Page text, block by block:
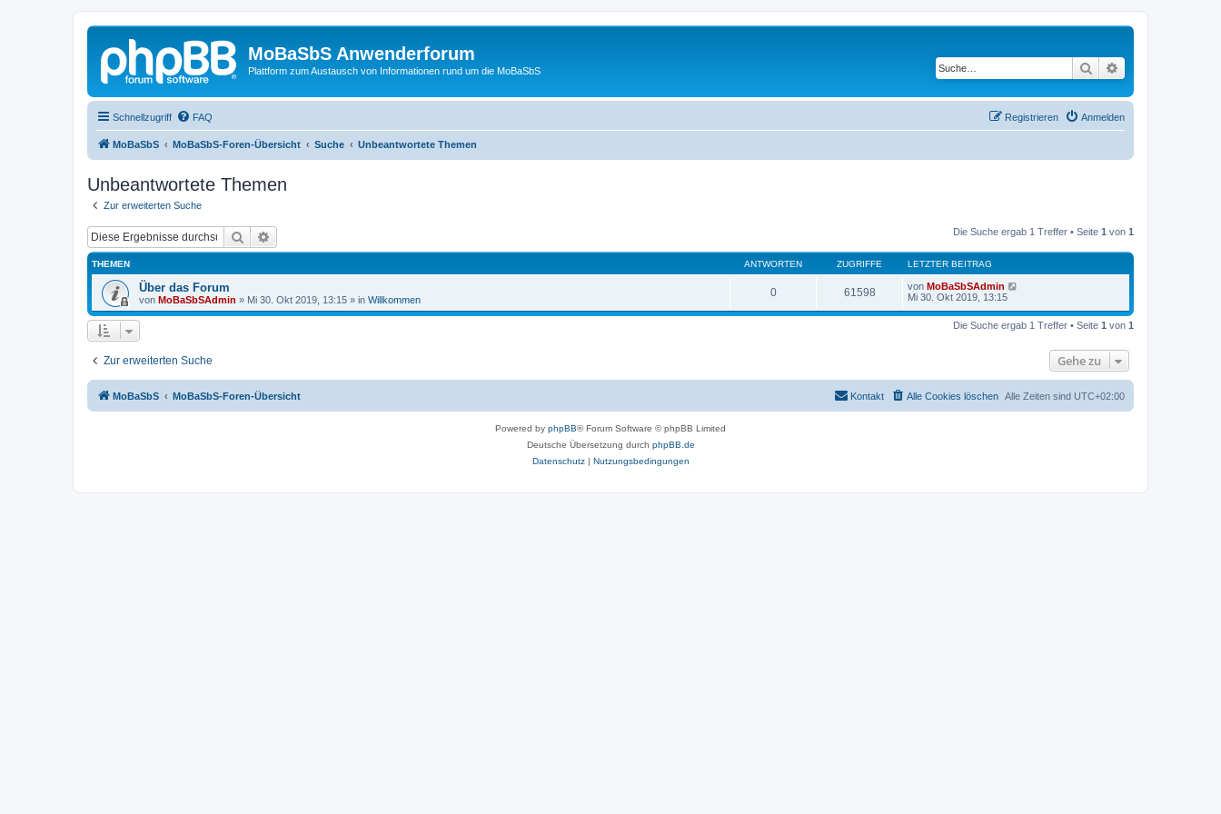
MoBaSbS Anwenderforum
Plattform zum Austausch von Informationen rund um die MoBaSbS Suche
Schnellzugriff FAQ Anmelden
Registrieren
MoBaSbS MoBaSbS-Foren-Übersicht Suche Unbeantwortete Themen
Unbeantwortete Themen
Zur erweiterten Suche
Suche Die Suche ergab 1 Treffer • Seite 1 von 1
THEMEN ANTWORTEN ZUGRIFFE LETZTER BEITRAG
Über das Forum
von MoBaSbSAdmin » Mi 30. Okt 2019, 13:15 » in Willkommen
0 61598 von MoBaSbSAdmin
Mi 30. Okt 2019, 13:15
Die Suche ergab 1 Treffer • Seite 1 von 1
Zur erweiterten Suche Gehe zu
MoBaSbS MoBaSbS-Foren-Übersicht Alle Zeiten sind UTC+02:00
Alle Cookies löschen
Kontakt
Powered by phpBB® Forum Software © phpBB Limited
Deutsche Übersetzung durch phpBB.de
Datenschutz| Nutzungsbedingungen